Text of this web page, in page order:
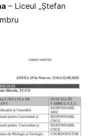
– Liceul „Ștefan